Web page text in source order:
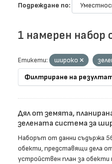
Подреждане по
1 намерен набор
Етикети: широко
Филтриране на
Дял от земята,
зелената система за
Наборът от данни съдържа
обекти, представящи дела
устройствен план за обекти